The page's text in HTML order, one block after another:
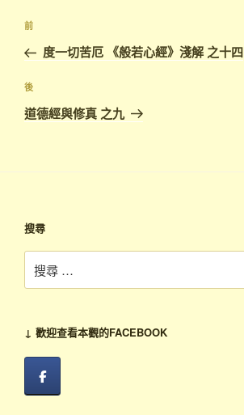
文
導
覽
上
一
篇
文
章
前
度一切苦厄 《般若心經》淺解 之十四
下
篇
文
後
道德經與修真 之九
搜尋
尋：
↓ 歡迎查看本觀的FACEBOOK